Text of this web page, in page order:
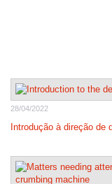
28/04/2022
Introdução à direção de